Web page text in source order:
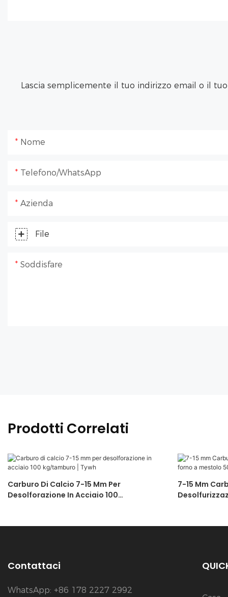
Lascia semplicemente il tuo indirizzo email o il
Nome
Telefono/WhatsApp
Azienda
File
Soddisfare
Prodotti Correlati
Carburo Di Calcio 7-15 Mm Per
Desolforazione In Acciaio 100
7-15 Mm
Contattaci
WhatsApp: +86 178 2227 2992